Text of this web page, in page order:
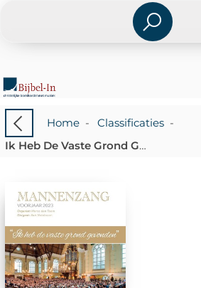
Home- Classificaties-
Ik Heb De Vaste Grond Gevonde [+!+]